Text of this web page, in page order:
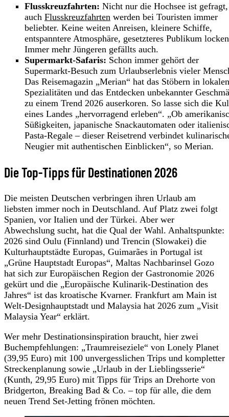
Flusskreuzfahrten: Nicht nur die Hochsee ist gefragt,
auch Flusskreuzfahrten werden bei Touristen immer
beliebter. Keine weiten Anreisen, kleinere Schiffe,
entspanntere Atmosphäre, gesetzteres Publikum
Immer mehr Jüngeren gefällts auch.
Supermarkt-Safaris: Schon immer gehört der
Supermarkt-Besuch zum Urlaubserlebnis vieler
Das Reisemagazin „Merian“ hat das Stöbern in lokalen
Spezialitäten und das Entdecken unbekannter
zu einem Trend 2026 auserkoren. So lasse sich die
eines Landes „hervorragend erleben“. „Ob
Süßigkeiten, japanische Snackautomaten oder
Pasta-Regale – dieser Reisetrend verbindet
Neugier mit authentischen Einblicken“, so Merian.
Die Top-Tipps für Destinationen 2026
Die meisten Deutschen verbringen ihren Urlaub am
liebsten immer noch in Deutschland. Auf Platz zwei folgt
Spanien, vor Italien und der Türkei. Aber wer
Abwechslung sucht, hat die Qual der Wahl. Anhaltspunkte:
2026 sind Oulu (Finnland) und Trencin (Slowakei) die
Kulturhauptstädte Europas, Guimarães in Portugal ist
„Grüne Hauptstadt Europas“, Maltas Nachbarinsel Gozo
hat sich zur Europäischen Region der Gastronomie 2026
gekürt und die „Europäische Kulinarik-Destination des
Jahres“ ist das kroatische Kvarner. Frankfurt am Main ist
Welt-Designhauptstadt und Malaysia hat 2026 zum „Visit
Malaysia Year“ erklärt.
Wer mehr Destinationsinspiration braucht, hier zwei
Buchempfehlungen: „Traumreiseziele“ von Lonely Planet
(39,95 Euro) mit 100 unvergesslichen Trips und kompletter
Streckenplanung sowie „Urlaub in der Lieblingsserie“
(Kunth, 29,95 Euro) mit Tipps für Trips an Drehorte von
Bridgerton, Breaking Bad & Co. – top für alle, die dem
neuen Trend Set-Jetting frönen möchten.